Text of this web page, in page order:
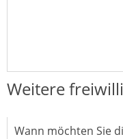
Weitere
Wann möchten Sie